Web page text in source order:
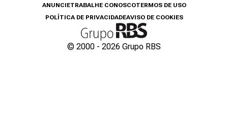
ANUNCIETRABALHE CONOSCOTERMOS DE USO
POLÍTICA DE PRIVACIDADEAVISO DE COOKIES
© 2000 - 2026 Grupo RBS